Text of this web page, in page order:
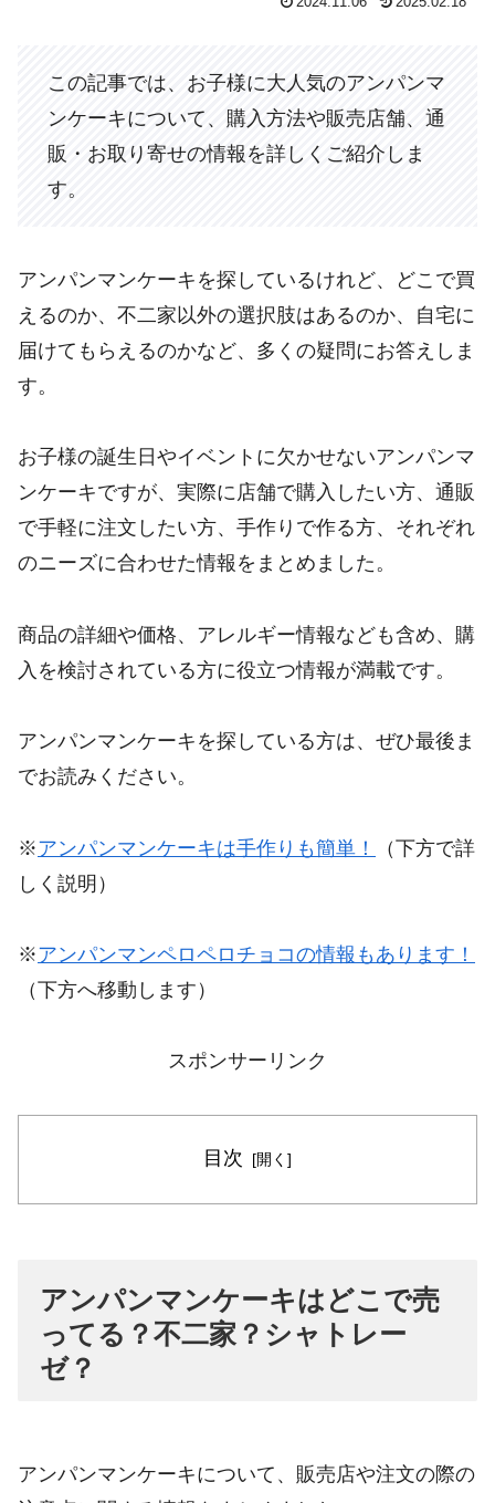
この記事では、お子様に大人気のアンパンマ
ンケーキについて、購入方法や販売店舗、通
販・お取り寄せの情報を詳しくご紹介しま
す。
アンパンマンケーキを探しているけれど、どこで買
えるのか、不二家以外の選択肢はあるのか、自宅に
届けてもらえるのかなど、多くの疑問にお答えしま
す。
お子様の誕生日やイベントに欠かせないアンパンマ
ンケーキですが、実際に店舗で購入したい方、通販
で手軽に注文したい方、手作りで作る方、それぞれ
のニーズに合わせた情報をまとめました。
商品の詳細や価格、アレルギー情報なども含め、購
入を検討されている方に役立つ情報が満載です。
アンパンマンケーキを探している方は、ぜひ最後ま
でお読みください。
※アンパンマンケーキは手作りも簡単！
（下方で詳
しく説明）
※アンパンマンペロペロチョコの情報もあります！
（下方へ移動します）
スポンサーリンク
目次
アンパンマンケーキはどこで売
ってる？不二家？シャトレー
ゼ？
アンパンマンケーキについて、販売店や注文の際の